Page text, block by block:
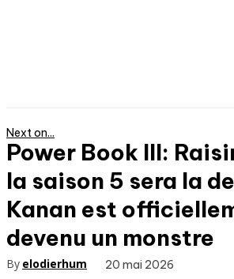
Next on...
Power Book III:
la saison 5 sera la
Kanan est
devenu un monstre
By elodierhum 20 mai 2026